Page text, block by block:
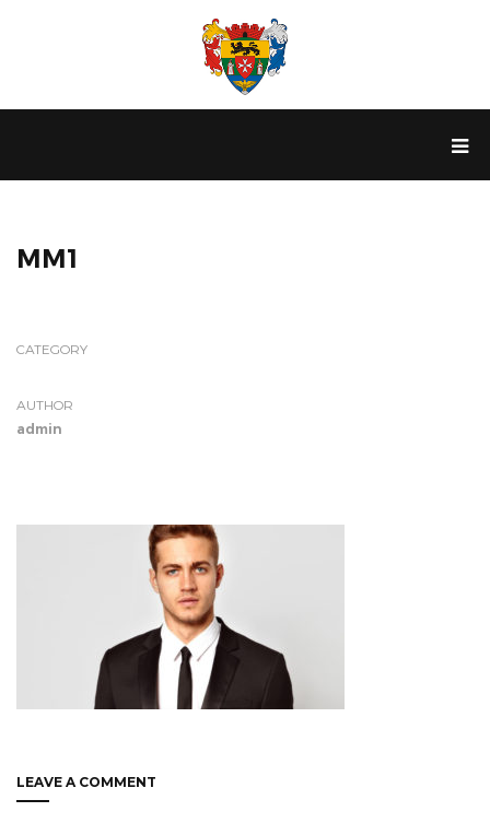
MM1
CATEGORY
AUTHOR
admin
LEAVE A COMMENT